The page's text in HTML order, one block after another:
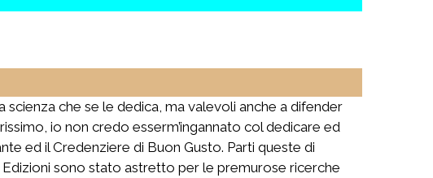
che se le dedica, ma valevoli anche a difender
io non credo esserm’ingannato col dedicare ed
ed il Credenziere di Buon Gusto. Parti queste di
sono stato astretto per le premurose ricerche